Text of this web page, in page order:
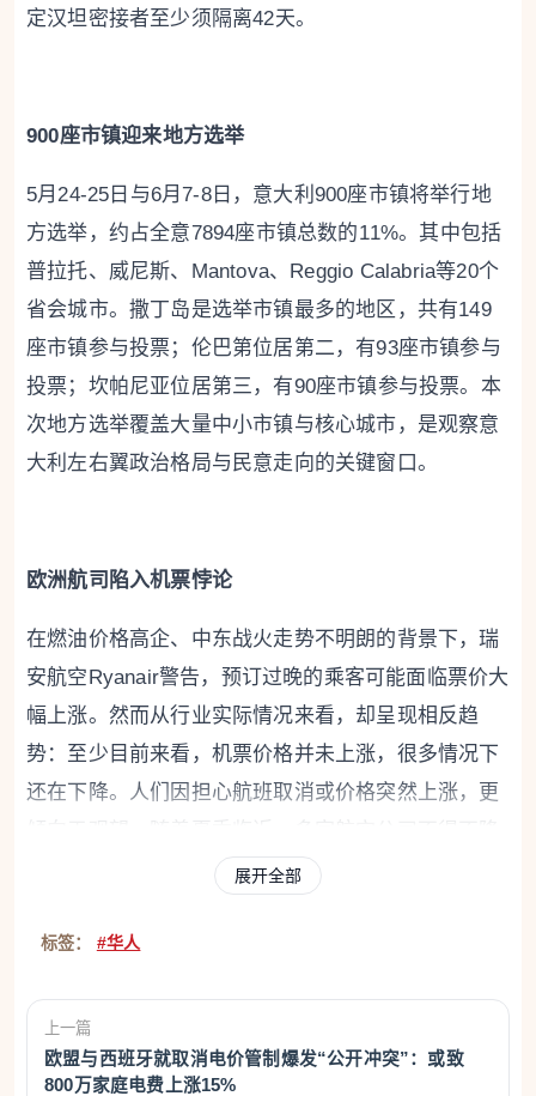
定汉坦密接者至少须隔离42天。
900座市镇迎来地方选举
5月24-25日与6月7-8日，意大利900座市镇将举行地
方选举，约占全意7894座市镇总数的11%。其中包括
普拉托、威尼斯、Mantova、Reggio Calabria等20个
省会城市。撒丁岛是选举市镇最多的地区，共有149
座市镇参与投票；伦巴第位居第二，有93座市镇参与
投票；坎帕尼亚位居第三，有90座市镇参与投票。本
次地方选举覆盖大量中小市镇与核心城市，是观察意
大利左右翼政治格局与民意走向的关键窗口。
欧洲航司陷入机票悖论
在燃油价格高企、中东战火走势不明朗的背景下，瑞
安航空Ryanair警告，预订过晚的乘客可能面临票价大
幅上涨。然而从行业实际情况来看，却呈现相反趋
势：至少目前来看，机票价格并未上涨，很多情况下
还在下降。人们因担心航班取消或价格突然上涨，更
低票价以吸引乘客预订并承诺更大的灵活性。
普拉托南郊Paperino镇via Lille大街沿线惊现大量被遗
弃在路边的化工废料和数十个装满衣架的袋子，引发
展开全部
标签： #华人
上一篇
欧盟与西班牙就取消电价管制爆发“公开冲突”：或致
800万家庭电费上涨15%